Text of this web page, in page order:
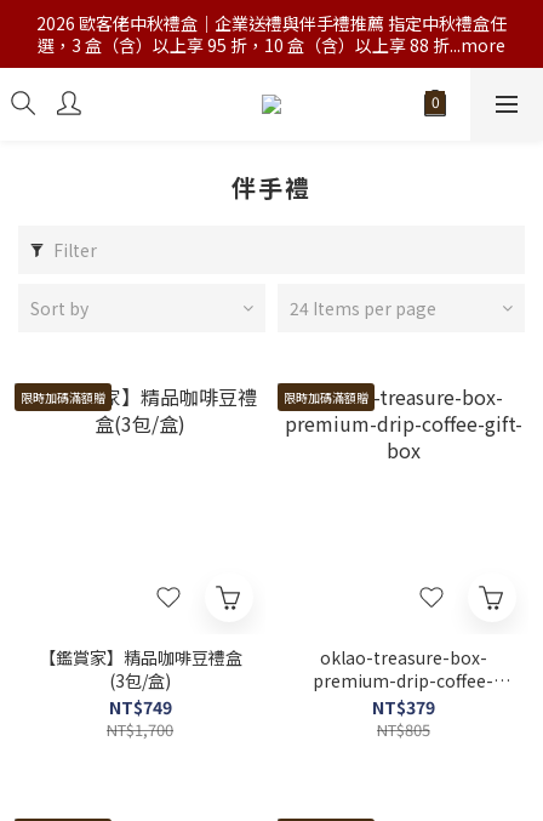
2026 歐客佬中秋禮盒｜企業送禮與伴手禮推薦 指定中秋禮盒任
選，3 盒（含）以上享 95 折，10 盒（含）以上享 88 折...more
伴手禮
Filter
Sort by 24 Items per page
限時加碼滿額贈
【鑑賞家】精品咖啡豆禮盒
(3包/盒)
NT$749
NT$1,700
限時加碼滿額贈
oklao-treasure-box-
premium-drip-coffee-
gift-box
NT$379
NT$805